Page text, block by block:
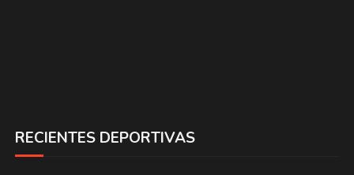
RECIENTES DEPORTIVAS